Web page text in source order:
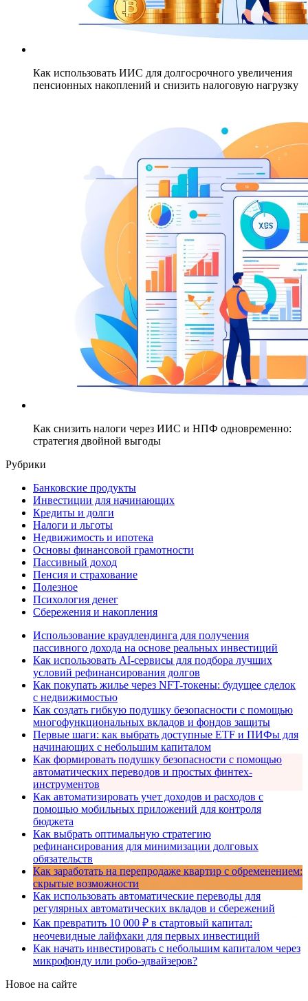
Как использовать ИИС для долгосрочного увеличения
пенсионных накоплений и снизить налоговую нагрузку
Как снизить налоги через ИИС и НПФ одновременно:
стратегия двойной выгоды
Рубрики
Банковские продукты
Инвестиции для начинающих
Кредиты и долги
Налоги и льготы
Недвижимость и ипотека
Основы финансовой грамотности
Пассивный доход
Пенсия и страхование
Полезное
Психология денег
Сбережения и накопления
Использование краудлендинга для получения
пассивного дохода на основе реальных инвестиций
Как использовать AI-сервисы для подбора лучших
условий рефинансирования долгов
Как покупать жилье через NFT-токены: будущее сделок
с недвижимостью
Как создать гибкую подушку безопасности с помощью
многофункциональных вкладов и фондов защиты
Первые шаги: как выбрать доступные ETF и ПИФы для
начинающих с небольшим капиталом
Как формировать подушку безопасности с помощью
автоматических переводов и простых финтех-
инструментов
Как автоматизировать учет доходов и расходов с
помощью мобильных приложений для контроля
бюджета
Как выбрать оптимальную стратегию
рефинансирования для минимизации долговых
обязательств
Как заработать на перепродаже квартир с обременением:
скрытые возможности
Как использовать автоматические переводы для
регулярных автоматических вкладов и сбережений
Как превратить 10 000 ₽ в стартовый капитал:
неочевидные лайфхаки для первых инвестиций
Как начать инвестировать с небольшим капиталом через
микрофонду или робо-эдвайзеров?
Новое на сайте